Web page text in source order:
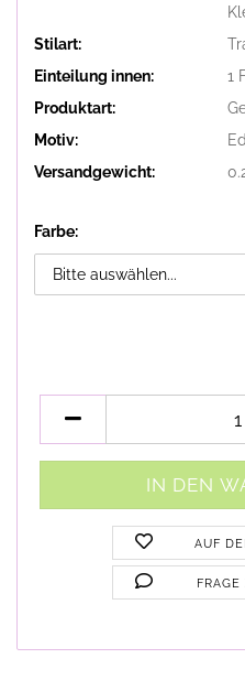
Stilart:
Einteilung innen:
1
Produktart:
Motiv:
Versandgewicht:
Farbe:
AUF